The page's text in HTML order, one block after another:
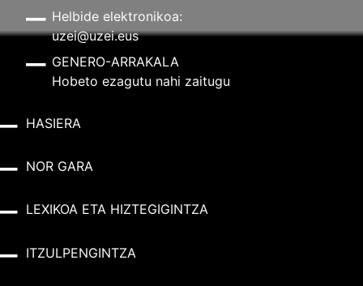
Helbide elektronikoa:
uzei@uzei.eus
GENERO-ARRAKALA
Hobeto ezagutu nahi zaitugu
HASIERA
NOR GARA
LEXIKOA ETA HIZTEGIGINTZA
ITZULPENGINTZA